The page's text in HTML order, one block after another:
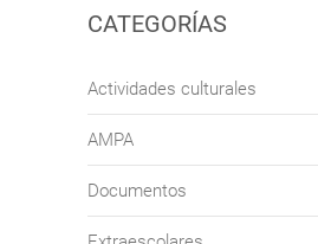
CATEGORÍAS
Actividades culturales
AMPA
Documentos